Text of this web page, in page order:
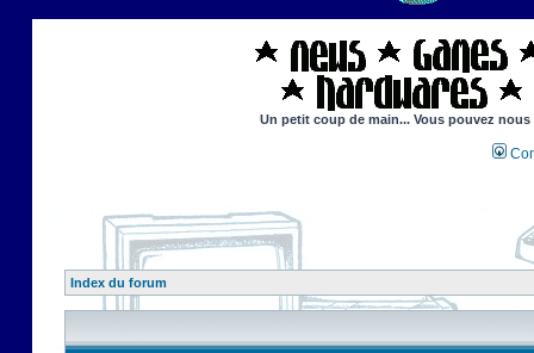
Un petit coup de main... Vous pouvez
Index du forum